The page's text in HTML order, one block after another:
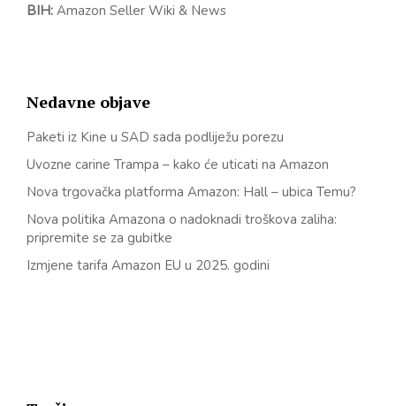
BIH: Amazon Seller Wiki & News
Nedavne objave
Paketi iz Kine u SAD sada podliježu porezu
Uvozne carine Trampa – kako će uticati na Amazon
Nova trgovačka platforma Amazon: Hall – ubica Temu?
Nova politika Amazona o nadoknadi troškova zaliha:
pripremite se za gubitke
Izmjene tarifa Amazon EU u 2025. godini